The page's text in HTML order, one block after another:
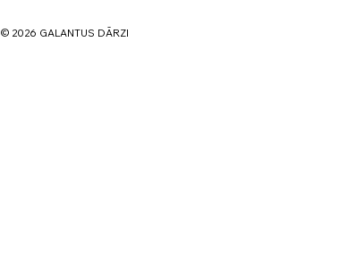
© 2026 GALANTUS DĀRZI